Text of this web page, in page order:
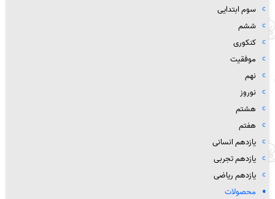
سوم ابتدایی
ششم
کنکوری
موفقیت
نهم
نوروز
هشتم
هفتم
یازدهم انسانی
یازدهم تجربی
یازدهم ریاضی
محصولات